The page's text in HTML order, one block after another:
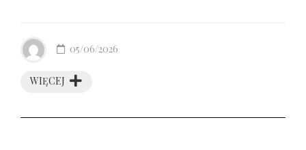
WIĘCEJ
05/06/2026